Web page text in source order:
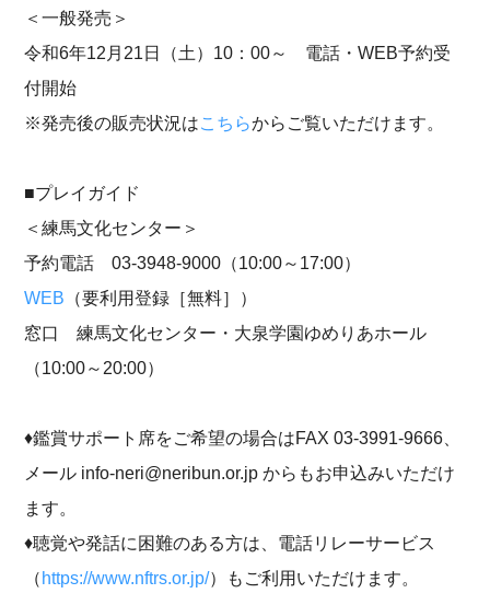
＜一般発売＞
令和6年12月21日（土）10：00～ 電話・WEB予約受
付開始
※発売後の販売状況はこちらからご覧いただけます。
■プレイガイド
＜練馬文化センター＞
予約電話 03-3948-9000（10:00～17:00）
WEB （要利用登録［無料］）
窓口 練馬文化センター・大泉学園ゆめりあホール
（10:00～20:00）
♦鑑賞サポート席をご希望の場合はFAX 03-3991-9666、
メール info-neri@neribun.or.jp からもお申込みいただけ
ます。
♦聴覚や発話に困難のある方は、電話リレーサービス
（ https://www.nftrs.or.jp/）もご利用いただけます。